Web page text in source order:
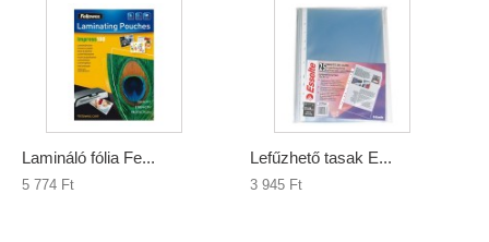
Lamináló fólia Fe...
5 774 Ft‎
Lefűzhető tasak E...
3 945 Ft‎